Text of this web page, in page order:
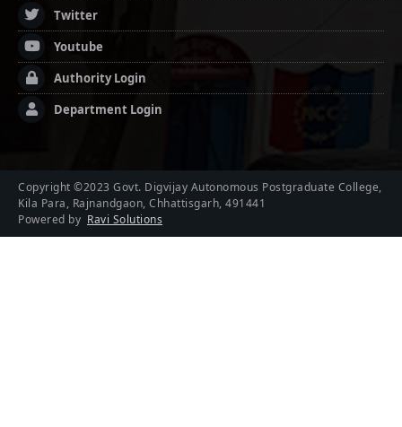
Twitter
Youtube
Authority Login
Department Login
Copyright ©2023 Govt. Digvijay Autonomous Postgraduate College,
Kila Para, Rajnandgaon, Chhattisgarh, 491441
Powered by Ravi Solutions